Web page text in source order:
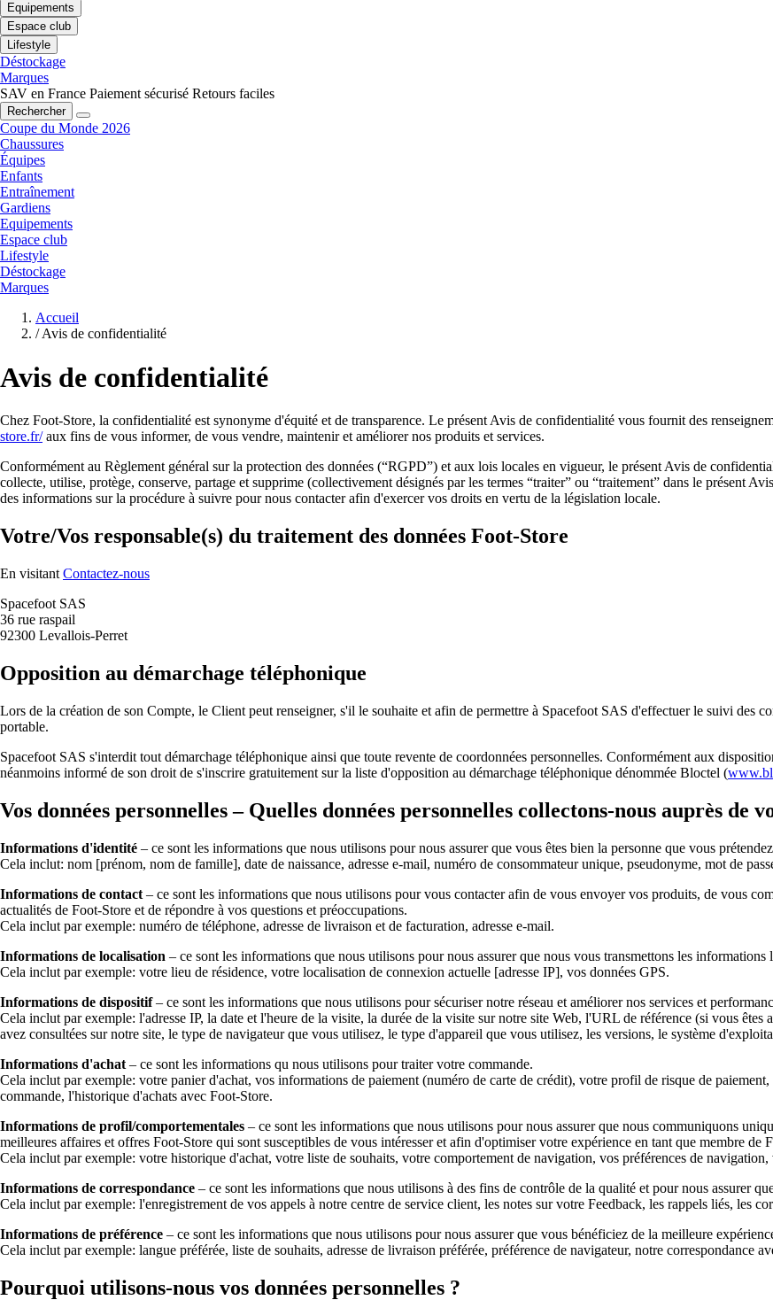
Equipements
Espace club
Lifestyle
Déstockage
Marques
SAV en France Paiement sécurisé Retours faciles
Rechercher
Coupe du Monde 2026
Chaussures
Équipes
Enfants
Entraînement
Gardiens
Equipements
Espace club
Lifestyle
Déstockage
Marques
Accueil
/Avis de confidentialité
Avis de confidentialité
Chez Foot-Store, la confidentialité est synonyme d'équité et de transparence. Le présent Avis de confidentialité vous fournit des
store.fr/aux fins de vous informer, de vous vendre, maintenir et améliorer nos produits et services.
Conformément au Règlement général sur la protection des données (“RGPD”) et aux lois locales en vigueur, le présent Avis de
collecte, utilise, protège, conserve, partage et supprime (collectivement désignés par les termes “traiter” ou “traitement” dans le présent
des informations sur la procédure à suivre pour nous contacter afin d'exercer vos droits en vertu de la législation locale.
Votre/Vos responsable(s) du traitement des données Foot-Store
En visitant Contactez-nous
Spacefoot SAS
36 rue raspail
92300 Levallois-Perret
Opposition au démarchage téléphonique
Lors de la création de son Compte, le Client peut renseigner, s'il le souhaite et afin de permettre à Spacefoot SAS d'effectuer le suivi des
portable.
Spacefoot SAS s'interdit tout démarchage téléphonique ainsi que toute revente de coordonnées personnelles. Conformément aux
néanmoins informé de son droit de s'inscrire gratuitement sur la liste d'opposition au démarchage téléphonique dénommée Bloctel (
Vos données personnelles – Quelles données personnelles collectons-nous auprès de
Informations d'identité – ce sont les informations que nous utilisons pour nous assurer que vous êtes bien la personne que vous
Cela inclut: nom [prénom, nom de famille], date de naissance, adresse e-mail, numéro de consommateur unique, pseudonyme, mot de
Informations de contact – ce sont les informations que nous utilisons pour vous contacter afin de vous envoyer vos produits, de vous
actualités de Foot-Store et de répondre à vos questions et préoccupations.
Cela inclut par exemple: numéro de téléphone, adresse de livraison et de facturation, adresse e-mail.
Informations de localisation – ce sont les informations que nous utilisons pour nous assurer que nous vous transmettons les
Cela inclut par exemple: votre lieu de résidence, votre localisation de connexion actuelle [adresse IP], vos données GPS.
Informations de dispositif– ce sont les informations que nous utilisons pour sécuriser notre réseau et améliorer nos services et
Cela inclut par exemple: l'adresse IP, la date et l'heure de la visite, la durée de la visite sur notre site Web, l'URL de référence (si vous
avez consultées sur notre site, le type de navigateur que vous utilisez, le type d'appareil que vous utilisez, les versions, le système
Informations d'achat – ce sont les informations qu nous utilisons pour traiter votre commande.
Cela inclut par exemple: votre panier d'achat, vos informations de paiement (numéro de carte de crédit), votre profil de risque de
commande, l'historique d'achats avec Foot-Store.
Informations de profil/comportementales – ce sont les informations que nous utilisons pour nous assurer que nous communiquons
meilleures affaires et offres Foot-Store qui sont susceptibles de vous intéresser et afin d'optimiser votre expérience en tant que membre de
Cela inclut par exemple: votre historique d'achat, votre liste de souhaits, votre comportement de navigation, vos préférences de
Informations de correspondance – ce sont les informations que nous utilisons à des fins de contrôle de la qualité et pour nous assurer
Cela inclut par exemple: l'enregistrement de vos appels à notre centre de service client, les notes sur votre Feedback, les rappels liés, les
Informations de préférence – ce sont les informations que nous utilisons pour nous assurer que vous bénéficiez de la meilleure
Cela inclut par exemple: langue préférée, liste de souhaits, adresse de livraison préférée, préférence de navigateur, notre correspondance
Pourquoi utilisons-nous vos données personnelles ?